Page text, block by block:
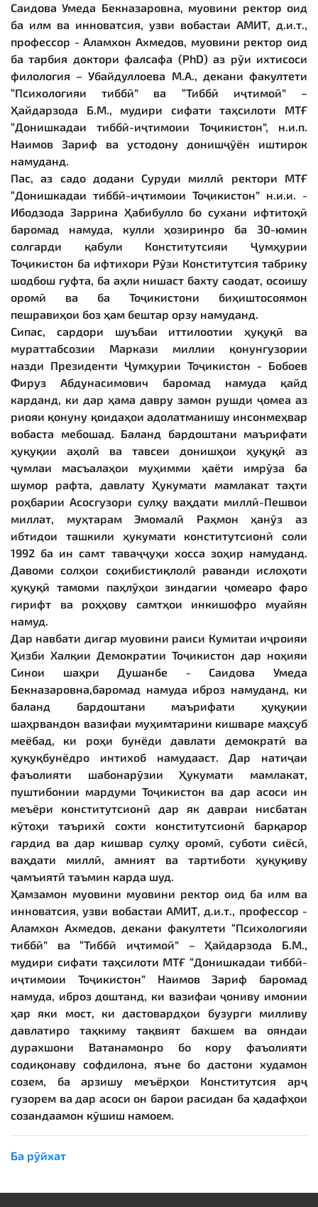
Саидова Умеда Бекназаровна, муовини ректор оид
ба илм ва инноватсия, узви вобастаи АМИТ, д.и.т.,
профессор - Аламхон Ахмедов, муовини ректор оид
ба тарбия доктори фалсафа (PhD) аз рӯи ихтисоси
филология – Убайдуллоева М.А., декани факултети
“Психологияи тиббӣ” ва “Тиббӣ иҷтимоӣ” –
Ҳайдарзода Б.М., мудири сифати таҳсилоти МТҒ
“Донишкадаи тиббӣ-иҷтимоии Тоҷикистон”, н.и.п.
Наимов Зариф ва устодону донишҷӯён иштирок
намуданд.
Пас, аз садо додани Суруди миллӣ ректори МТҒ
“Донишкадаи тиббӣ-иҷтимоии Тоҷикистон” н.и.и. -
Ибодзода Заррина Ҳабибулло бо сухани ифтитоҳӣ
баромад намуда, кулли ҳозиринро ба 30-юмин
солгарди қабули Конститутсияи Ҷумҳурии
Тоҷикистон ба ифтихори Рӯзи Конститутсия табрику
шодбош гуфта, ба аҳли нишаст бахту саодат, осоишу
оромӣ ва ба Тоҷикистони биҳиштосоямон
пешравиҳои боз ҳам бештар орзу намуданд.
Сипас, сардори шуъбаи иттилоотии ҳуқуқӣ ва
мураттабсозии Маркази миллии қонунгузории
назди Президенти Ҷумҳурии Тоҷикистон - Бобоев
Фируз Абдунасимович баромад намуда қайд
карданд, ки дар ҳама давру замон рушди ҷомеа аз
риояи қонуну қоидаҳои адолатманишу инсонмеҳвар
вобаста мебошад. Баланд бардоштани маърифати
ҳуқуқии аҳолӣ ва тавсеи донишҳои ҳуқуқӣ аз
ҷумлаи масъалаҳои муҳимми ҳаёти имрӯза ба
шумор рафта, давлату Ҳукумати мамлакат таҳти
роҳбарии Асосгузори сулҳу ваҳдати миллӣ-Пешвои
миллат, муҳтарам Эмомалӣ Раҳмон ҳанӯз аз
ибтидои ташкили ҳукумати конститутсионӣ соли
1992 ба ин самт таваҷҷуҳи хосса зоҳир намуданд.
Давоми солҳои соҳибистиқлолӣ раванди ислоҳоти
ҳуқуқӣ тамоми паҳлӯҳои зиндагии ҷомеаро фаро
гирифт ва роҳҳову самтҳои инкишофро муайян
намуд.
Дар навбати дигар муовини раиси Кумитаи иҷроияи
Ҳизби Халқии Демократии Тоҷикистон дар ноҳияи
Синои шаҳри Душанбе - Саидова Умеда
Бекназаровна,баромад намуда иброз намуданд, ки
баланд бардоштани маърифати ҳуқуқии
шаҳрвандон вазифаи муҳимтарини кишваре маҳсуб
меёбад, ки роҳи бунёди давлати демократӣ ва
ҳуқуқбунёдро интихоб намудааст. Дар натиҷаи
фаъолияти шабонарӯзии Ҳукумати мамлакат,
пуштибонии мардуми Тоҷикистон ва дар асоси ин
меъёри конститутсионӣ дар як давраи нисбатан
кӯтоҳи таърихӣ сохти конститутсионӣ барқарор
гардид ва дар кишвар сулҳу оромӣ, суботи сиёсӣ,
ваҳдати миллӣ, амният ва тартиботи ҳуқуқиву
ҷамъиятӣ таъмин карда шуд.
Ҳамзамон муовини муовини ректор оид ба илм ва
инноватсия, узви вобастаи АМИТ, д.и.т., профессор -
Аламхон Ахмедов, декани факултети “Психологияи
тиббӣ” ва “Тиббӣ иҷтимоӣ” – Ҳайдарзода Б.М.,
мудири сифати таҳсилоти МТҒ “Донишкадаи тиббӣ-
иҷтимоии Тоҷикистон” Наимов Зариф баромад
намуда, иброз доштанд, ки вазифаи ҷониву имонии
ҳар яки мост, ки дастовардҳои бузурги милливу
давлатиро таҳкиму тақвият бахшем ва ояндаи
дурахшони Ватанамонро бо кору фаъолияти
содиқонаву софдилона, яъне бо дастони худамон
созем, ба арзишу меъёрҳои Конститутсия арҷ
гузорем ва дар асоси он барои расидан ба ҳадафҳои
созандаамон кӯшиш намоем.
Ба рӯйхат